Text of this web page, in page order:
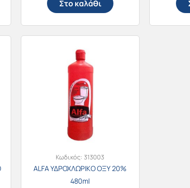
Στο καλάθι
Κωδικός:313003
ALFA ΥΔΡΟΧΛΩΡΙΚΟ ΟΞΥ 20%
480ml